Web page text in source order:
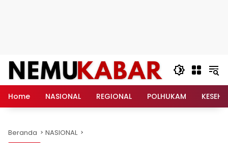
Langsung
konten
Home
NASIONAL REGIONAL POLHUKAM
Beranda NASIONAL